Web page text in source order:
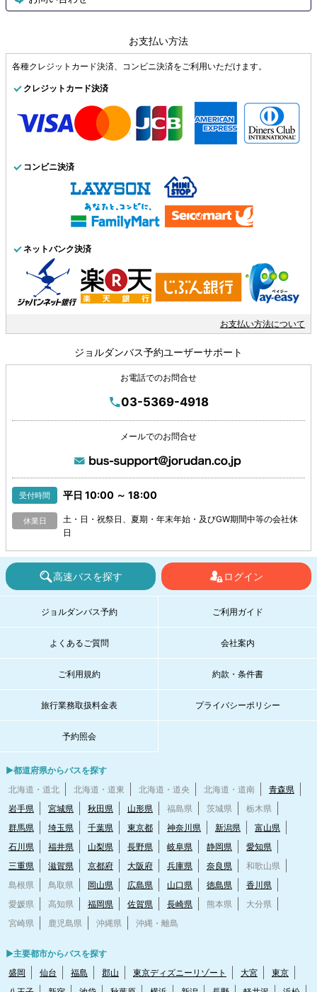
お支払い方法
各種クレジットカード決済、コンビニ決済をご利用いただけます。
クレジットカード決済
コンビニ決済
ネットバンク決済
お支払い方法について
ジョルダンバス予約ユーザーサポート
お電話でのお問合せ
03-5369-4918
メールでのお問合せ
受付時間 平日 10:00 ～ 18:00
休業日
土・日・祝祭日、夏期・年末年始・及びGW期間中等の会社休
日
高速バスを探す ログイン
ジョルダンバス予約 ご利用ガイド
よくあるご質問 会社案内
ご利用規約 約款・条件書
旅行業務取扱料金表 プライバシーポリシー
予約照会
▶都道府県からバスを探す
北海道・道北
北海道・道東 北海道・道央 北海道・道南
青森県
岩手県
宮城県 秋田県 山形県 福島県 茨城県
栃木県
群馬県
埼玉県 千葉県 東京都 神奈川県 新潟県
富山県
石川県
福井県 山梨県 長野県 岐阜県 静岡県
愛知県
三重県
滋賀県 京都府 大阪府 兵庫県 奈良県
和歌山県
島根県
鳥取県 岡山県 広島県 山口県 徳島県
香川県
愛媛県
高知県 福岡県 佐賀県 長崎県 熊本県
大分県
宮崎県
鹿児島県 沖縄県 沖縄・離島
▶主要都市からバスを探す
盛岡
仙台 福島 郡山 東京ディズニーリゾート 大宮
東京